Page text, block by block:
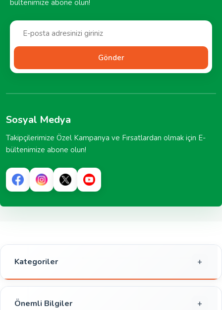
bültenimize abone olun!
Gönder
Sosyal Medya
Takipçilerimize Özel Kampanya ve Fırsatlardan olmak için E-
bültenimize abone olun!
Kategoriler
Gıda
Kahvaltılık
Önemli Bilgiler